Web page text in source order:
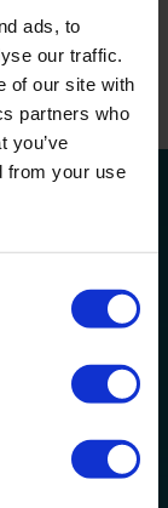
ads, to
our traffic.
of our site with
partners who
you’ve
from your use
Gruppe
wodurch
konnten. Die